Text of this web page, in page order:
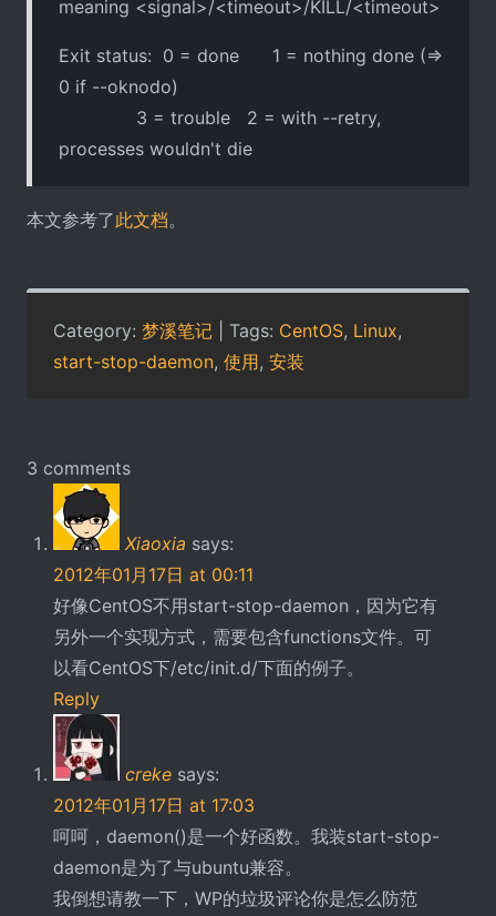
meaning <signal>/<timeout>/KILL/<timeout>
Exit status: 0 = done 1 = nothing done (=>
0 if --oknodo)
3 = trouble 2 = with --retry,
processes wouldn't die
本文参考了此文档。
Category: 梦溪笔记 | Tags: CentOS, Linux,
start-stop-daemon, 使用, 安装
3 comments
Xiaoxia says:
2012年01月17日 at 00:11
好像CentOS不用start-stop-daemon，因为它有
另外一个实现方式，需要包含functions文件。可
以看CentOS下/etc/init.d/下面的例子。
Reply
creke says:
2012年01月17日 at 17:03
呵呵，daemon()是一个好函数。我装start-stop-
daemon是为了与ubuntu兼容。
我倒想请教一下，WP的垃圾评论你是怎么防范